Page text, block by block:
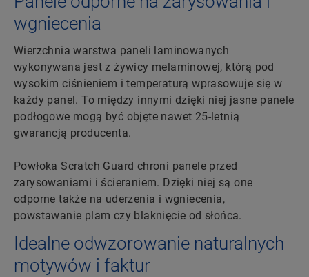
wgniecenia
Wierzchnia warstwa paneli laminowanych
wykonywana jest z żywicy melaminowej, którą pod
wysokim ciśnieniem i temperaturą wprasowuje się w
każdy panel. To między innymi dzięki niej jasne panele
podłogowe mogą być objęte nawet 25-letnią
gwarancją producenta.
Powłoka Scratch Guard chroni panele przed
zarysowaniami i ścieraniem. Dzięki niej są one
odporne także na uderzenia i wgniecenia,
powstawanie plam czy blaknięcie od słońca.
Idealne odwzorowanie naturalnych
motywów i faktur